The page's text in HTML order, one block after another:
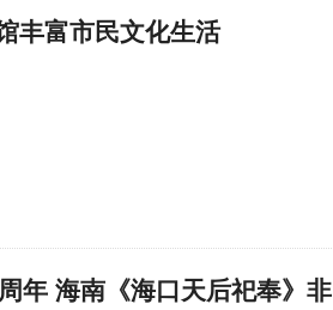
丰富市民文化生活
年 海南《海口天后祀奉》非